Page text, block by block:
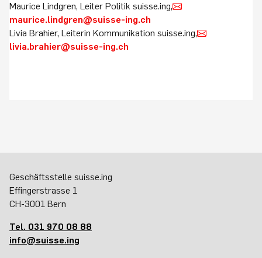
Maurice Lindgren, Leiter Politik suisse.ing,
maurice.lindgren@suisse-ing.ch
Livia Brahier, Leiterin Kommunikation suisse.ing,
livia.brahier@suisse-ing.ch
Geschäftsstelle suisse.ing
Effingerstrasse 1
CH-3001 Bern
Tel. 031 970 08 88
info@suisse.ing